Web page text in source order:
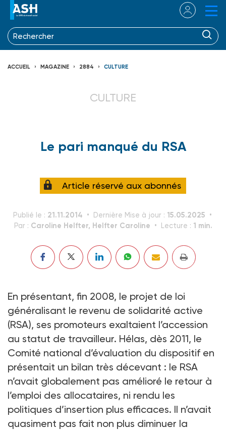
ACCUEIL MAGAZINE 2884 CULTURE
CULTURE
Le pari manqué du RSA
Article réservé aux abonnés
Publié le : 21.11.2014 Dernière Mise à jour : 15.05.2025
Par : Caroline Helfter, Helfter Caroline Lecture : 1 min.
En présentant, fin 2008, le projet de loi
généralisant le revenu de solidarité active
(RSA), ses pro­moteurs exaltaient l’accession
au statut de travailleur. Hélas, dès 2011, le
Comité national d’évaluation du dispositif en
présentait un bilan très décevant : le RSA
n’avait globalement pas amélioré le retour à
l’emploi des allocataires, ni rendu les
politiques d’insertion plus efficaces. Il n’avait
quasiment pas fait non plus diminuer la